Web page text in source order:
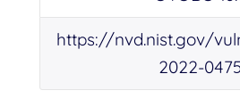
https://nvd.nist.gov/
2022-0475